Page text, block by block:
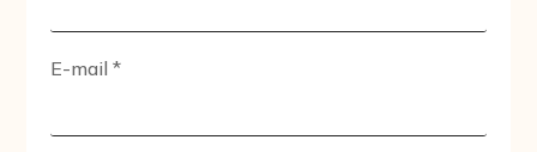
E-mail*